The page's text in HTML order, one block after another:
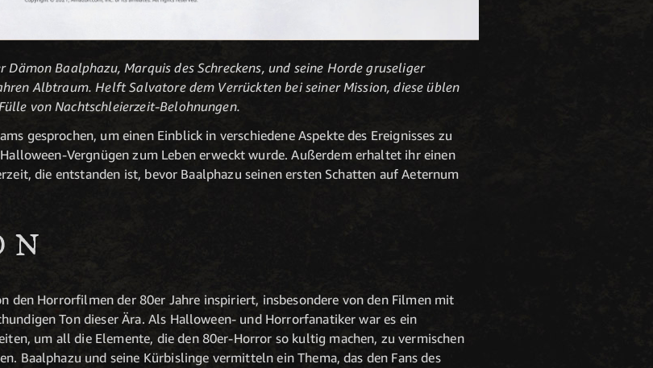
Dämon Baalphazu, Marquis des Schreckens, und seine Horde gruseliger
Albtraum. Helft Salvatore dem Verrückten bei seiner Mission, diese üblen
von Nachtschleierzeit-Belohnungen.
gesprochen, um einen Einblick in verschiedene Aspekte des Ereignisses zu
Vergnügen zum Leben erweckt wurde. Außerdem erhaltet ihr einen
die entstanden ist, bevor Baalphazu seinen ersten Schatten auf Aeternum
den Horrorfilmen der 80er Jahre inspiriert, insbesondere von den Filmen mit
Ton dieser Ära. Als Halloween- und Horrorfanatiker war es ein
um all die Elemente, die den 80er-Horror so kultig machen, zu vermischen
Baalphazu und seine Kürbislinge vermitteln ein Thema, das den Fans des